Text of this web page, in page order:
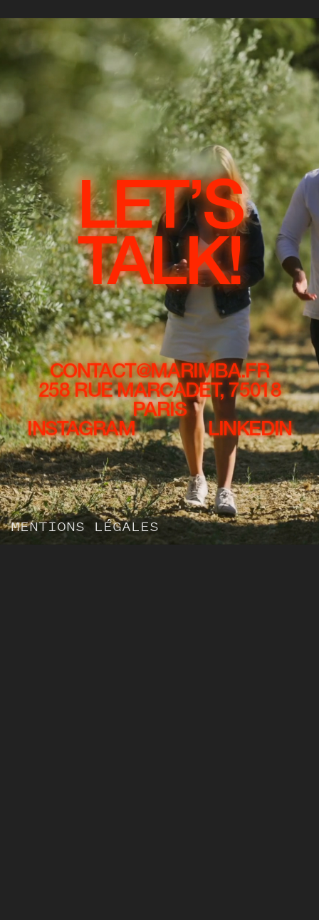
LET’S
TALK!
CONTACT@MARIMBA.FR
258 RUE MARCADET, 75018
PARIS
INSTAGRAM
LINKEDIN
MENTIONS LÉGALES